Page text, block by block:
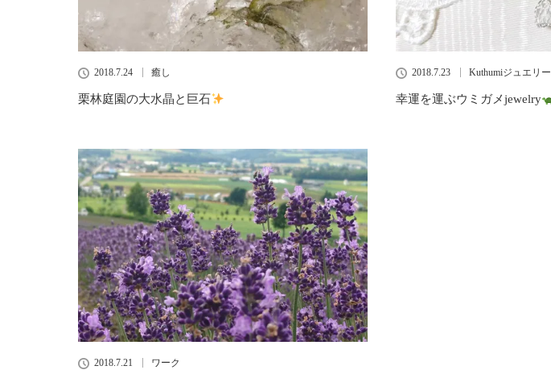
2018.7.24 癒し
栗林庭園の大水晶と巨石
2018.7.23 Kuthumiジュエリー
幸運を運ぶウミガメjewelry
2018.7.21 ワーク